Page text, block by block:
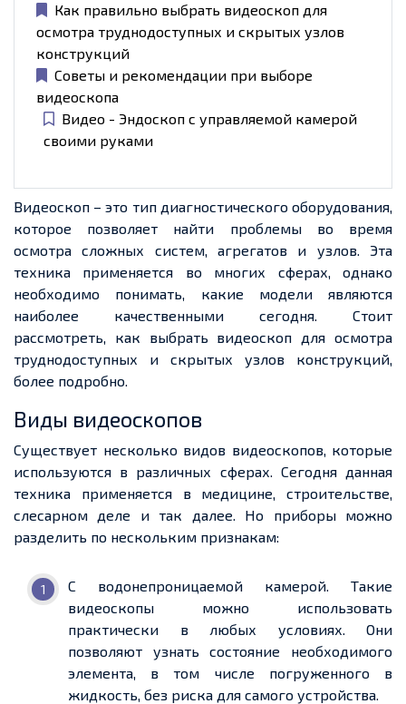
Как правильно выбрать видеоскоп для
осмотра труднодоступных и скрытых узлов
конструкций
Советы и рекомендации при выборе
видеоскопа
Видео - Эндоскоп с управляемой камерой
своими руками
Видеоскоп – это тип диагностического оборудования,
которое позволяет найти проблемы во время
осмотра сложных систем, агрегатов и узлов. Эта
техника применяется во многих сферах, однако
необходимо понимать, какие модели являются
наиболее качественными сегодня. Стоит
рассмотреть, как выбрать видеоскоп для осмотра
труднодоступных и скрытых узлов конструкций,
более подробно.
Виды видеоскопов
Существует несколько видов видеоскопов, которые
используются в различных сферах. Сегодня данная
техника применяется в медицине, строительстве,
слесарном деле и так далее. Но приборы можно
разделить по нескольким признакам:
С водонепроницаемой камерой. Такие
видеоскопы можно использовать
практически в любых условиях. Они
позволяют узнать состояние необходимого
элемента, в том числе погруженного в
жидкость, без риска для самого устройства.